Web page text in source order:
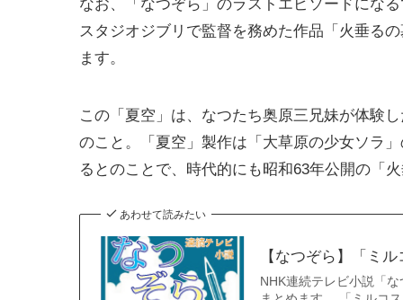
なお、「なつぞら」のラストエピソードにな
スタジオジブリで監督を務めた作品「火垂る
ます。
この「夏空」は、なつたち奥原三兄妹が体験
のこと。「夏空」製作は「大草原の少女ソラ
るとのことで、時代的にも昭和63年公開の「
あわせて読みたい
【なつぞら】「ミ
NHK連続テレビ小説「